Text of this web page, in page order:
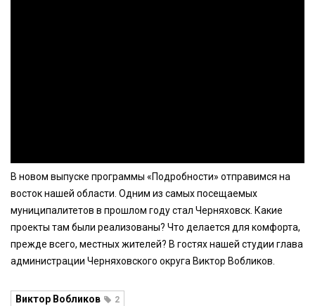
В новом выпуске программы «Подробности» отправимся на
восток нашей области. Одним из самых посещаемых
муниципалитетов в прошлом году стал Черняховск. Какие
проекты там были реализованы? Что делается для комфорта,
прежде всего, местных жителей? В гостях нашей студии глава
администрации Черняховского округа Виктор Вобликов.
Виктор Вобликов 2